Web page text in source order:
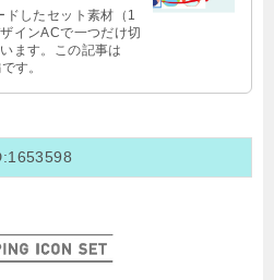
ドしたセット素材（1
インACで一つだけ切
ます。この記事は
す。